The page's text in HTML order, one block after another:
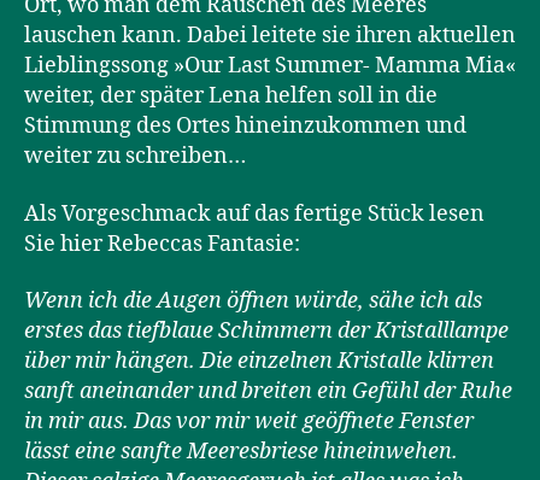
Ort, wo man dem Rauschen des Meeres
lauschen kann. Dabei leitete sie ihren aktuellen
Lieblingssong »Our Last Summer- Mamma Mia«
weiter, der später Lena helfen soll in die
Stimmung des Ortes hineinzukommen und
weiter zu schreiben…
Als Vorgeschmack auf das fertige Stück lesen
Sie hier Rebeccas Fantasie:
Wenn ich die Augen öffnen würde, sähe ich als
erstes das tiefblaue Schimmern der Kristalllampe
über mir hängen. Die einzelnen Kristalle klirren
sanft aneinander und breiten ein Gefühl der Ruhe
in mir aus. Das vor mir weit geöffnete Fenster
lässt eine sanfte Meeresbriese hineinwehen.